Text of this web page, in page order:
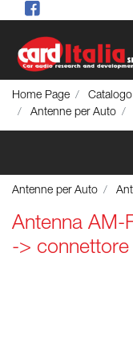
Home Page
Antenne per Auto
Antenne per Auto
Antenna AM-
->